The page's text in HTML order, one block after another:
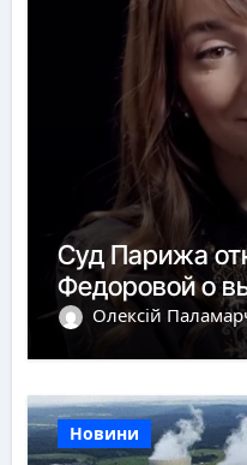
Суд Парижа
Федоровой о
Олексій
Новини